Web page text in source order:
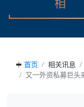
首页 相关讯息
又一外资私募巨头